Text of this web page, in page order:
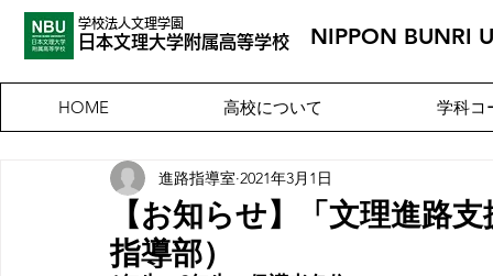
学校法人文理学園
​日本文理大学附属高等学校 NIPPON BUNRI
HOME 高校について 学科コ
【お知らせ】「文理進路
指導部）
進路指導室 2021年3月1日